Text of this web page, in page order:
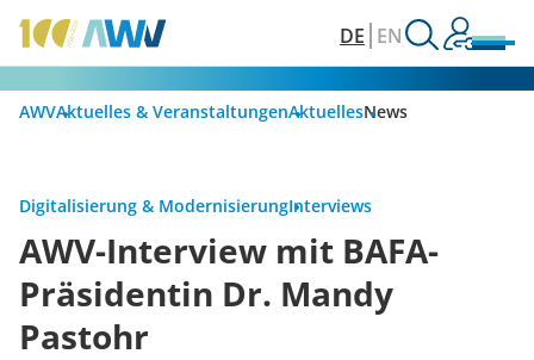
DE EN
AWVAktuelles & VeranstaltungenAktuellesNews
Digitalisierung & ModernisierungInterviews
AWV-Interview mit BAFA-
Präsidentin Dr. Mandy
Pastohr